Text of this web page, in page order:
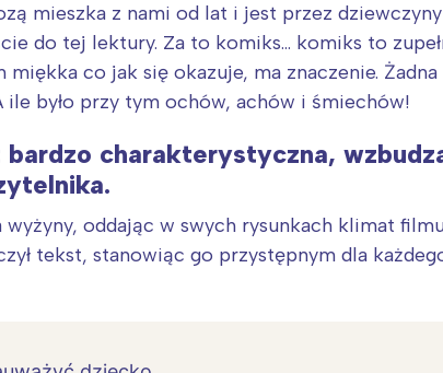
mieszka z nami od lat i jest przez
do tej lektury. Za to komiks… komiks to
miękka co jak się okazuje, ma znaczenie.
ile było przy tym ochów, achów i śmiechów!
charakterystyczna,
wyżyny, oddając w swych rysunkach klimat
tekst, stanowiąc go przystępnym dla